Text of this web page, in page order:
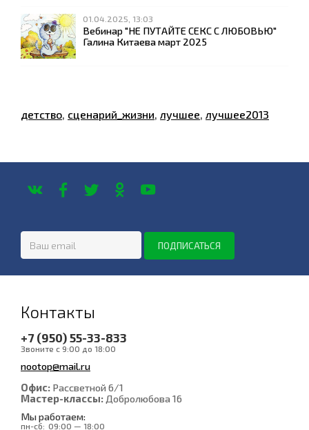
01.04.2025, 13:03
Вебинар "НЕ ПУТАЙТЕ СЕКС С ЛЮБОВЬЮ"
Галина Китаева март 2025
детство, сценарий_жизни, лучшее, лучшее2013
Контакты
+7 (950) 55-33-833
Звоните с 9:00 до 18:00
nootop@mail.ru
Офис: Рассветной 6/1
Мастер-классы: Добролюбова 16
Мы работаем:
пн-сб: 09:00 — 18:00